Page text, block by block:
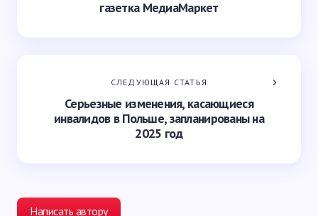
газетка МедиаМаркет
СЛЕДУЮЩАЯ СТАТЬЯ
Серьезные изменения, касающиеся
инвалидов в Польше, запланированы на
2025 год
Написать автору